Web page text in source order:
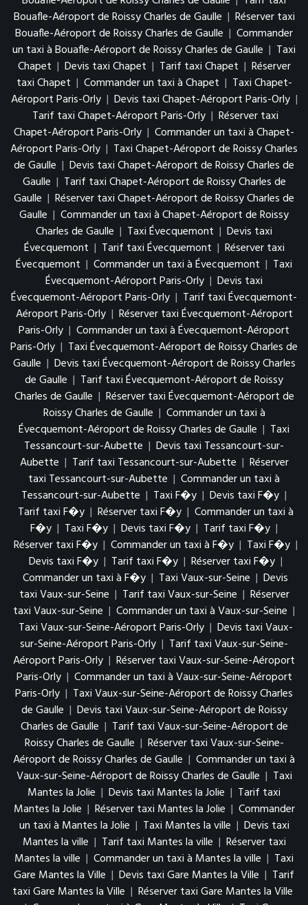
Bouafle-Aéroport de Roissy Charles de Gaulle | Réserver taxi
Bouafle-Aéroport de Roissy Charles de Gaulle | Commander
un taxi à Bouafle-Aéroport de Roissy Charles de Gaulle | Taxi
Chapet | Devis taxi Chapet | Tarif taxi Chapet | Réserver
taxi Chapet | Commander un taxi à Chapet | Taxi Chapet-
Aéroport Paris-Orly | Devis taxi Chapet-Aéroport Paris-Orly |
Tarif taxi Chapet-Aéroport Paris-Orly | Réserver taxi
Chapet-Aéroport Paris-Orly | Commander un taxi à Chapet-
Aéroport Paris-Orly | Taxi Chapet-Aéroport de Roissy Charles
de Gaulle | Devis taxi Chapet-Aéroport de Roissy Charles de
Gaulle | Tarif taxi Chapet-Aéroport de Roissy Charles de
Gaulle | Réserver taxi Chapet-Aéroport de Roissy Charles de
Gaulle | Commander un taxi à Chapet-Aéroport de Roissy
Charles de Gaulle | Taxi Évecquemont | Devis taxi
Évecquemont | Tarif taxi Évecquemont | Réserver taxi
Évecquemont | Commander un taxi à Évecquemont | Taxi
Évecquemont-Aéroport Paris-Orly | Devis taxi
Évecquemont-Aéroport Paris-Orly | Tarif taxi Évecquemont-
Aéroport Paris-Orly | Réserver taxi Évecquemont-Aéroport
Paris-Orly | Commander un taxi à Évecquemont-Aéroport
Paris-Orly | Taxi Évecquemont-Aéroport de Roissy Charles de
Gaulle | Devis taxi Évecquemont-Aéroport de Roissy Charles
de Gaulle | Tarif taxi Évecquemont-Aéroport de Roissy
Charles de Gaulle | Réserver taxi Évecquemont-Aéroport de
Roissy Charles de Gaulle | Commander un taxi à
Évecquemont-Aéroport de Roissy Charles de Gaulle | Taxi
Tessancourt-sur-Aubette | Devis taxi Tessancourt-sur-
Aubette | Tarif taxi Tessancourt-sur-Aubette | Réserver
taxi Tessancourt-sur-Aubette | Commander un taxi à
Tessancourt-sur-Aubette | Taxi F�y | Devis taxi F�y |
Tarif taxi F�y | Réserver taxi F�y | Commander un taxi à
F�y | Taxi F�y | Devis taxi F�y | Tarif taxi F�y |
Réserver taxi F�y | Commander un taxi à F�y | Taxi F�y |
Devis taxi F�y | Tarif taxi F�y | Réserver taxi F�y |
Commander un taxi à F�y | Taxi Vaux-sur-Seine | Devis
taxi Vaux-sur-Seine | Tarif taxi Vaux-sur-Seine | Réserver
taxi Vaux-sur-Seine | Commander un taxi à Vaux-sur-Seine |
Taxi Vaux-sur-Seine-Aéroport Paris-Orly | Devis taxi Vaux-
sur-Seine-Aéroport Paris-Orly | Tarif taxi Vaux-sur-Seine-
Aéroport Paris-Orly | Réserver taxi Vaux-sur-Seine-Aéroport
Paris-Orly | Commander un taxi à Vaux-sur-Seine-Aéroport
Paris-Orly | Taxi Vaux-sur-Seine-Aéroport de Roissy Charles
de Gaulle | Devis taxi Vaux-sur-Seine-Aéroport de Roissy
Charles de Gaulle | Tarif taxi Vaux-sur-Seine-Aéroport de
Roissy Charles de Gaulle | Réserver taxi Vaux-sur-Seine-
Aéroport de Roissy Charles de Gaulle | Commander un taxi à
Vaux-sur-Seine-Aéroport de Roissy Charles de Gaulle | Taxi
Mantes la Jolie | Devis taxi Mantes la Jolie | Tarif taxi
Mantes la Jolie | Réserver taxi Mantes la Jolie | Commander
un taxi à Mantes la Jolie | Taxi Mantes la ville | Devis taxi
Mantes la ville | Tarif taxi Mantes la ville | Réserver taxi
Mantes la ville | Commander un taxi à Mantes la ville | Taxi
Gare Mantes la Ville | Devis taxi Gare Mantes la Ville | Tarif
taxi Gare Mantes la Ville | Réserver taxi Gare Mantes la Ville